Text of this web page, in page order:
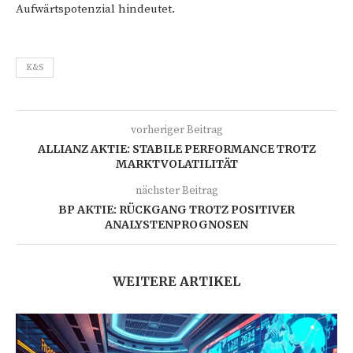
Aufwärtspotenzial hindeutet.
K&S
vorheriger Beitrag
ALLIANZ AKTIE: STABILE PERFORMANCE TROTZ
MARKTVOLATILITÄT
nächster Beitrag
BP AKTIE: RÜCKGANG TROTZ POSITIVER
ANALYSTENPROGNOSEN
WEITERE ARTIKEL